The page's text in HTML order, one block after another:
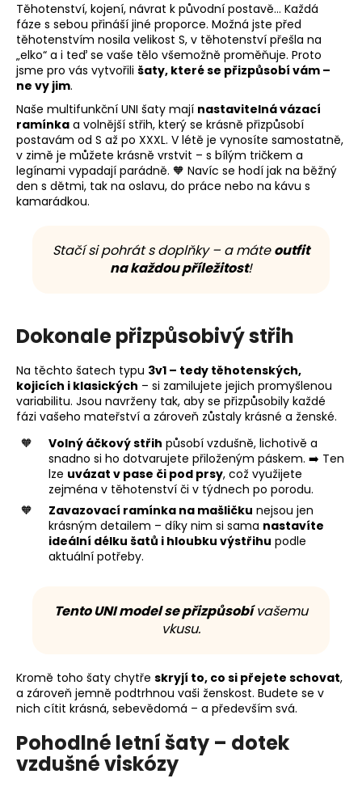
Těhotenství, kojení, návrat k původní postavě… Každá
fáze s sebou přináší jiné proporce. Možná jste před
těhotenstvím nosila velikost S, v těhotenství přešla na
„elko“ a i teď se vaše tělo všemožně proměňuje. Proto
jsme pro vás vytvořili šaty, které se přizpůsobí vám –
ne vy jim.
Naše multifunkční UNI šaty mají nastavitelná vázací
ramínka a volnější střih, který se krásně přizpůsobí
postavám od S až po XXXL. V létě je vynosíte samostatně,
v zimě je můžete krásně vrstvit – s bílým tričkem a
legínami vypadají parádně. 🧡 Navíc se hodí jak na běžný
den s dětmi, tak na oslavu, do práce nebo na kávu s
kamarádkou.
Stačí si pohrát s doplňky – a máteoutfit
na každou příležitost!
Dokonale přizpůsobivý střih
Na těchto šatech typu 3v1 – tedy těhotenských,
kojicích i klasických – si zamilujete jejich promyšlenou
variabilitu. Jsou navrženy tak, aby se přizpůsobily každé
fázi vašeho mateřství a zároveň zůstaly krásné a ženské.
Volný áčkový střih působí vzdušně, lichotivě a
snadno si ho dotvarujete přiloženým páskem. ➡️ Ten
lze uvázat v pase či pod prsy, což využijete
zejména v těhotenství či v týdnech po porodu.
Zavazovací ramínka na mašličku nejsou jen
krásným detailem – díky nim si sama nastavíte
ideální délku šatů i hloubku výstřihu podle
aktuální potřeby.
Tento UNI model se přizpůsobívašemu
vkusu.
Kromě toho šaty chytře skryjí to, co si přejete schovat,
a zároveň jemně podtrhnou vaši ženskost. Budete se v
nich cítit krásná, sebevědomá – a především svá.
Pohodlné letní šaty – dotek
vzdušné viskózy